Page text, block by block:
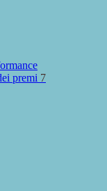
premi 7